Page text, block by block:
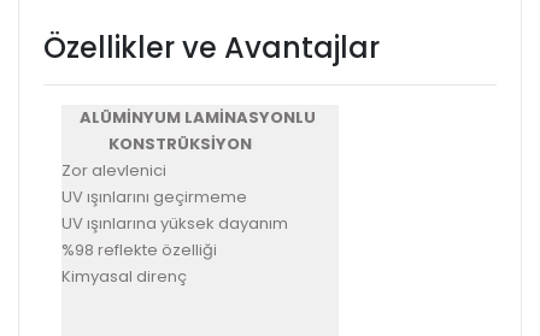
Özellikler ve Avantajlar
ALÜMİNYUM LAMİNASYONLU
KONSTRÜKSİYON
Zor alevlenici
UV ışınlarını geçirmeme
UV ışınlarına yüksek dayanım
%98 reflekte özelliği
Kimyasal direnç